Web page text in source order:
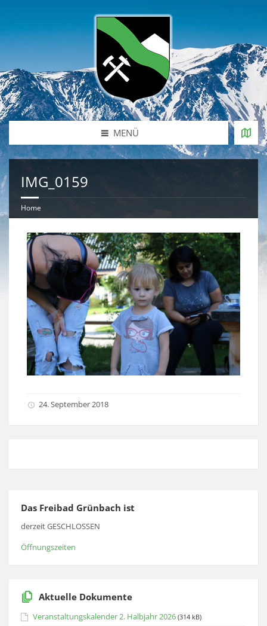
MENÜ
IMG_0159
Home
24. September 2018
Das Freibad Grünbach ist
derzeit GESCHLOSSEN
Öffnungszeiten
Aktuelle Dokumente
Veranstaltungskalender 2. Halbjahr 2026 (314 kB)